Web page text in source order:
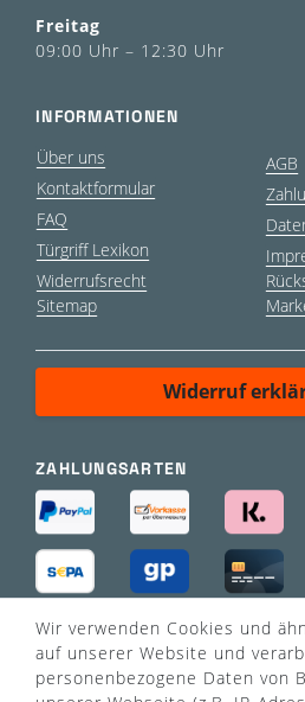
Freitag
09:00 Uhr – 12:30 Uhr
INFORMATIONEN
Über uns
Kontaktformular
FAQ
Türgriff Lexikon
Widerrufsrecht
Sitemap
AGB
Widerruf
ZAHLUNGSARTEN
VERSANDART
Wir verwenden Cookies und
auf unserer Website und
personenbezogene Daten von